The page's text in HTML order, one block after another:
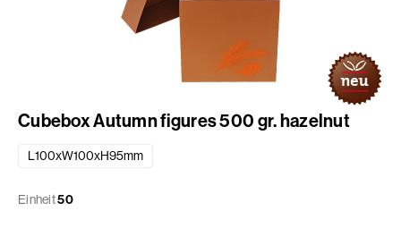
Cubebox Autumn figures 500 gr. hazelnut
L100xW100xH95mm
Einheit50